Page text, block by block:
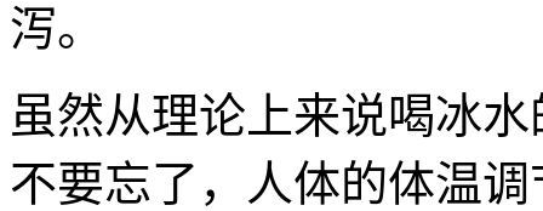
泻。
虽然从理论上来说喝冰
不要忘了，人体的体温